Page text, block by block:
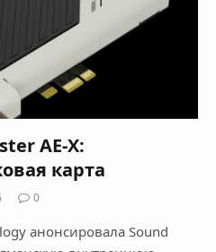
AE-X:
карта
0
анонсировала Sound